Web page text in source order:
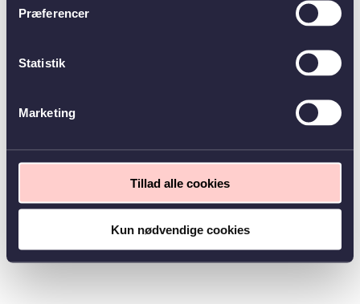
Præferencer
Statistik
Marketing
Tillad alle cookies
Kun nødvendige cookies